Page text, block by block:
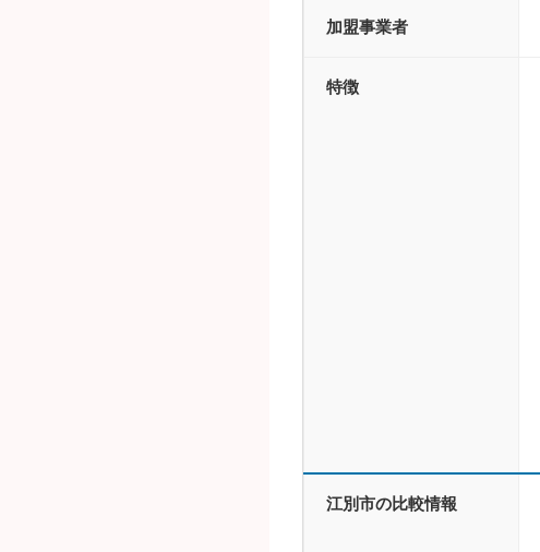
加盟事業者
特徴
江別市の比較情報